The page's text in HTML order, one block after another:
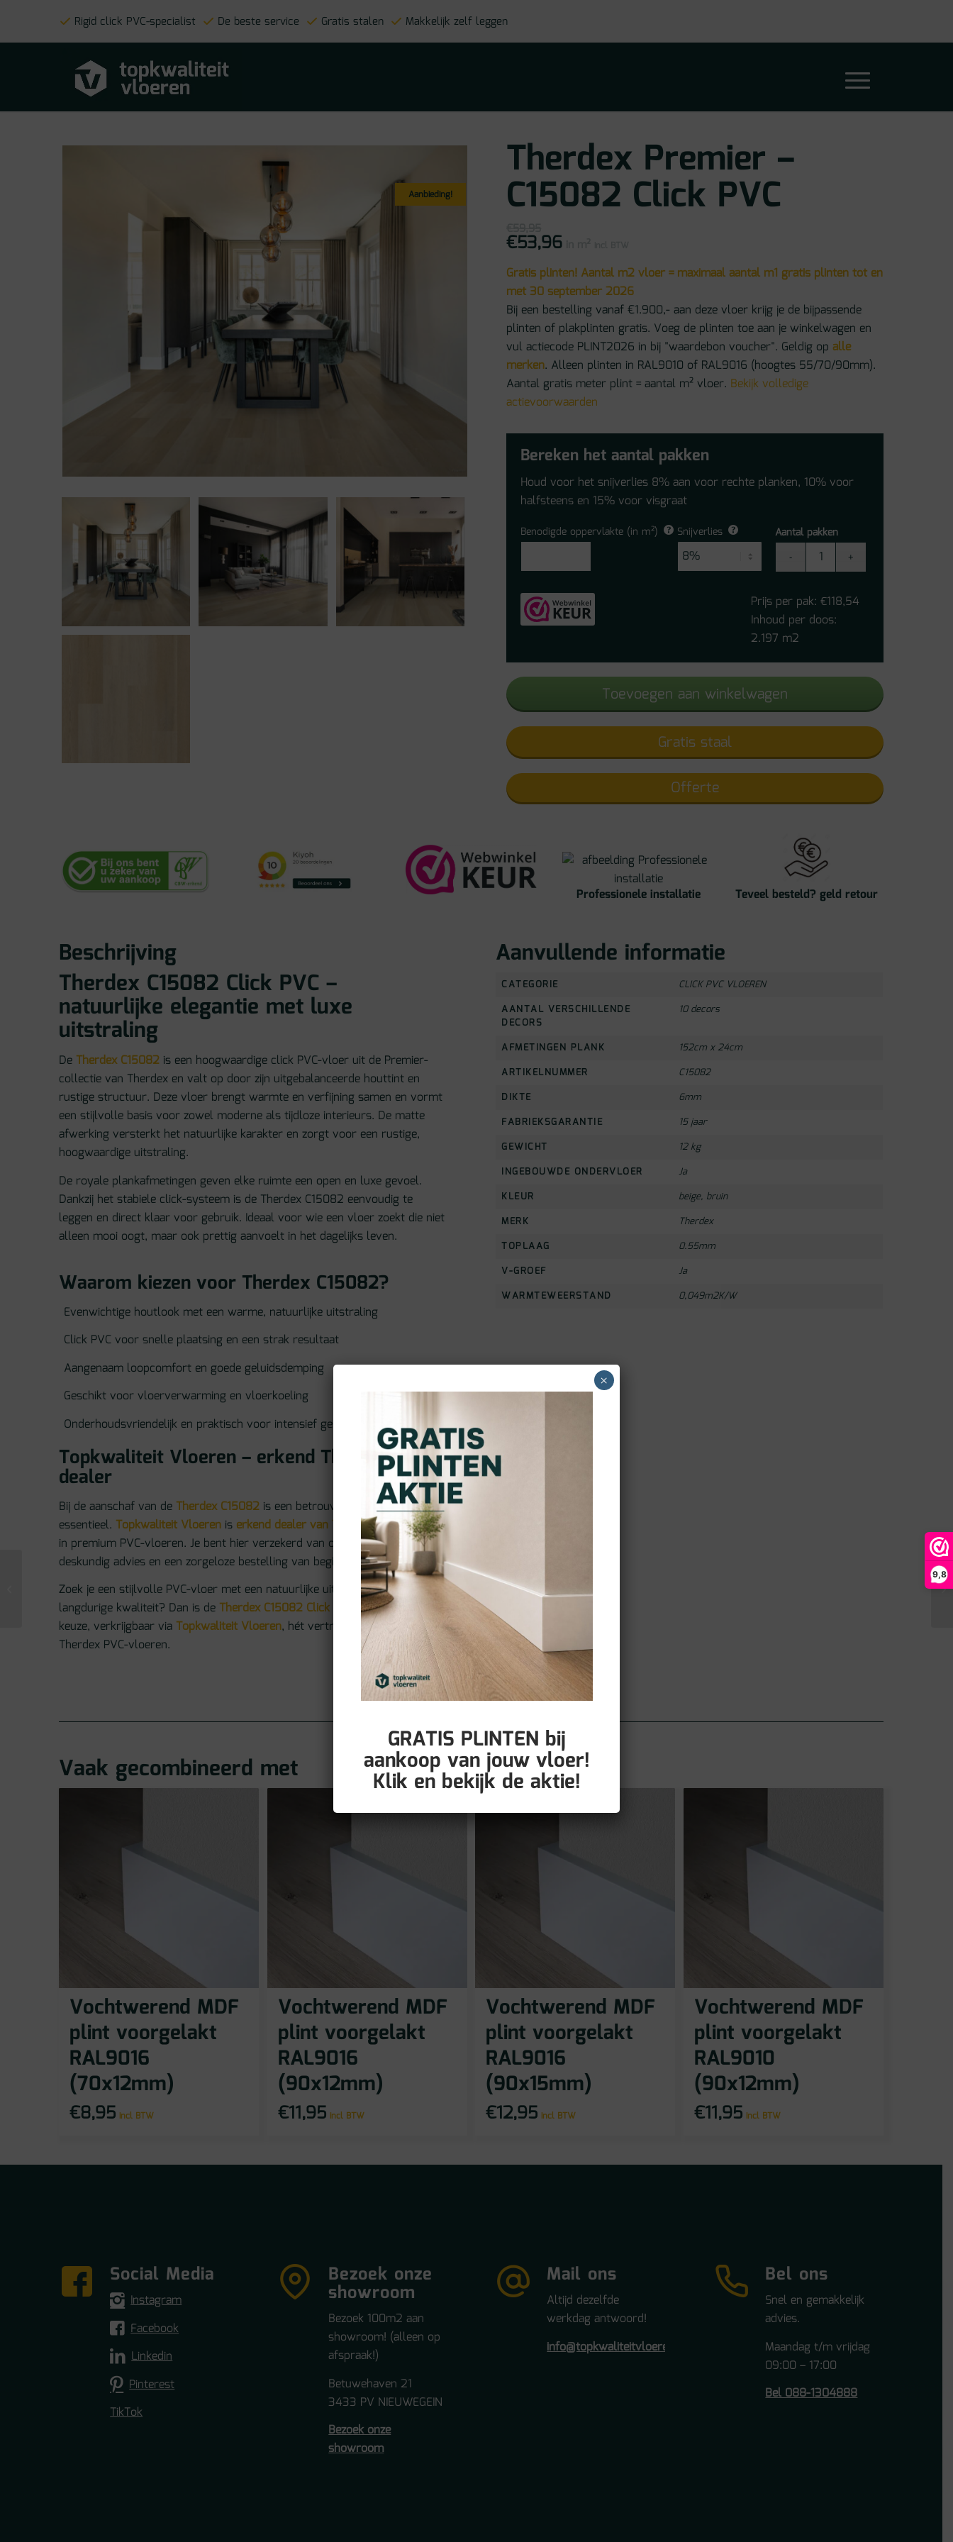
9,8
Rigid click PVC-specialist De beste service Gratis stalen Makkelijk zelf leggen
Aanbieding!
Therdex Premier –
C15082 Click PVC
Oorspronkelijke
prijs
was:
€53,96Huidige
prijs
Gratis plinten! Aantal m2 vloer = maximaal aantal m1 gratis plinten tot en
met 30 september 2026
Bij een bestelling vanaf €1.900,- aan deze vloer krijg je de bijpassende
plinten of plakplinten gratis. Voeg de plinten toe aan je winkelwagen en
vul actiecode PLINT2026 in bij "waardebon voucher". Geldig opalle
merken. Alleen plinten in RAL9010 of RAL9016 (hoogtes 55/70/90mm).
Aantal gratis meter plint = aantal m² vloer. Bekijk volledige
actievoorwaarden
Bereken het aantal pakken
Houd voor het snijverlies 8% aan voor rechte planken, 10% voor
halfsteens en 15% voor visgraat
Benodigde oppervlakte (in m²) Snijverlies
Aantal pakken
Premier
C15082
Click
Prijs per pak: €118,54
Inhoud per doos:
2.197 m2
Toevoegen aan winkelwagen
Gratis staal
Offerte
Professionele installatie Teveel besteld? geld retour
Beschrijving
Therdex C15082 Click PVC –
natuurlijke elegantie met luxe
uitstraling
De Therdex C15082 is een hoogwaardige click PVC-vloer uit de Premier-
collectie van Therdex en valt op door zijn uitgebalanceerde houttint en
rustige structuur. Deze vloer brengt warmte en verfijning samen en vormt
een stijlvolle basis voor zowel moderne als tijdloze interieurs. De matte
afwerking versterkt het natuurlijke karakter en zorgt voor een rustige,
hoogwaardige uitstraling.
De royale plankafmetingen geven elke ruimte een open en luxe gevoel.
Dankzij het stabiele click-systeem is de Therdex C15082 eenvoudig te
leggen en direct klaar voor gebruik. Ideaal voor wie een vloer zoekt die niet
alleen mooi oogt, maar ook prettig aanvoelt in het dagelijks leven.
Waarom kiezen voor Therdex C15082?
Evenwichtige houtlook met een warme, natuurlijke uitstraling
Click PVC voor snelle plaatsing en een strak resultaat
Aangenaam loopcomfort en goede geluidsdemping
Geschikt voor vloerverwarming en vloerkoeling
Onderhoudsvriendelijk en praktisch voor intensief gebruik
Topkwaliteit Vloeren – erkend Therdex
dealer
Bij de aanschaf van de Therdex C15082 is een betrouwbare leverancier
essentieel. Topkwaliteit Vloeren is erkend dealer van Therdexen specialist
in premium PVC-vloeren. Je bent hier verzekerd van originele producten,
deskundig advies en een zorgeloze bestelling van begin tot eind.
Zoek je een stijlvolle PVC-vloer met een natuurlijke uitstraling en
langdurige kwaliteit? Dan is de Therdex C15082 Click PVC
een uitstekende
keuze, verkrijgbaar via Topkwaliteit Vloeren, hét vertrouwde adres voor
Therdex PVC-vloeren.
Aanvullende informatie
CATEGORIE
CLICK PVC VLOEREN
AANTAL VERSCHILLENDE
DECORS
10 decors
AFMETINGEN PLANK
152cm x 24cm
ARTIKELNUMMER
C15082
DIKTE
6mm
FABRIEKSGARANTIE
15 jaar
GEWICHT
12 kg
INGEBOUWDE ONDERVLOER
Ja
KLEUR
beige, bruin
MERK
Therdex
TOPLAAG
0.55mm
V-GROEF
Ja
WARMTEWEERSTAND
0,049m2K/W
Vaak gecombineerd met
Vochtwerend MDF
plint voorgelakt
RAL9016
(70x12mm)
€8,95 incl BTW
Vochtwerend MDF
plint voorgelakt
RAL9016
(90x12mm)
€11,95 incl BTW
Vochtwerend MDF
plint voorgelakt
RAL9016
(90x15mm)
€12,95 incl BTW
Vochtwerend MDF
plint voorgelakt
RAL9010
(90x12mm)
€11,95 incl BTW
Social Media
Instagram
Facebook
Linkedin
Pinterest
TikTok
Bezoek onze
showroom
Bezoek 100m2 aan
showroom! (alleen op
afspraak!)
Betuwehaven 21
3433 PV NIEUWEGEIN
Bezoek onze
showroom
Mail ons
Altijd dezelfde
werkdag antwoord!
info@topkwaliteitvloeren.nl
Bel ons
Snel en gemakkelijk
advies.
Maandag t/m vrijdag
09:00 – 17:00
Bel 088-1304888
Therdex Premier –
C15081 Click PVC
GRATIS PLINTEN bij
aankoop van jouw vloer!
Klik en bekijk de aktie!
×